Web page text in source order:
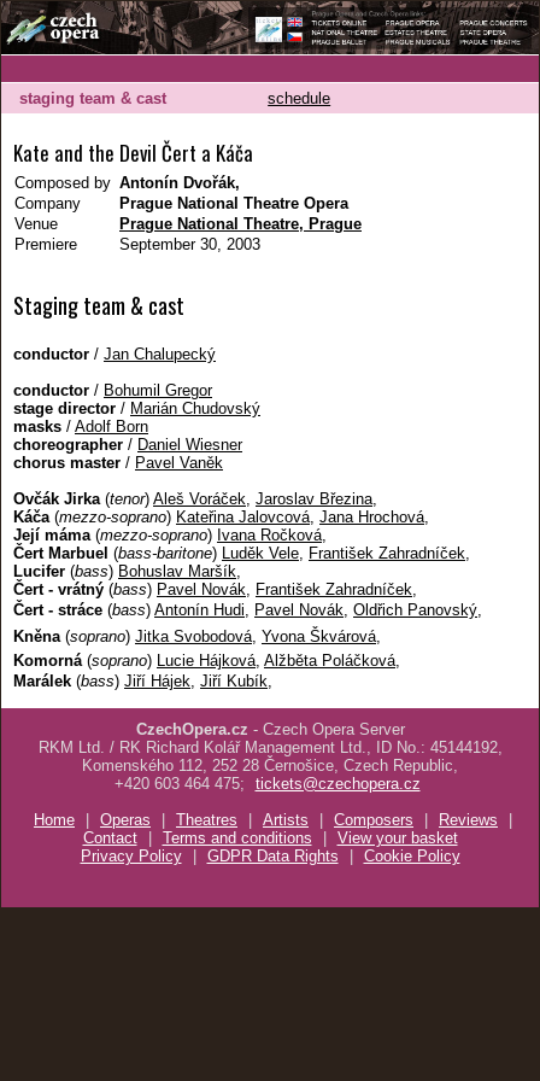
staging team & cast schedule
Kate and the Devil Čert a Káča
Composed by Antonín Dvořák,
Company
Prague National Theatre Opera
Venue
Prague National Theatre, Prague
Premiere
September 30, 2003
Staging team & cast
conductor / Jan Chalupecký
conductor / Bohumil Gregor
stage director / Marián Chudovský
masks / Adolf Born
choreographer / Daniel Wiesner
chorus master / Pavel Vaněk
Ovčák Jirka (tenor) Aleš Voráček Jaroslav Březina
Káča (mezzo-soprano) Kateřina Jalovcová Jana Hrochová
Její máma (mezzo-soprano) Ivana Ročková
Čert Marbuel (bass-baritone) Luděk Vele František Zahradníček
Lucifer (bass) Bohuslav Maršík
Čert - vrátný (bass) Pavel Novák František Zahradníček
Čert - stráce (bass) Antonín Hudi Pavel Novák Oldřich Panovský
Kněna (soprano) Jitka Svobodová Yvona Škvárová
Komorná (soprano) Lucie Hájková Alžběta Poláčková
Marálek (bass) Jiří Hájek Jiří Kubík
CzechOpera.cz - Czech Opera Server
RKM Ltd. / RK Richard Kolář Management Ltd., ID No.: 45144192,
Komenského 112, 252 28 Černošice, Czech Republic,
+420 603 464 475;
tickets@czechopera.cz
Home
| Operas | Theatres | Artists | Composers | Reviews
|
Contact
| Terms and conditions | View your basket
Privacy Policy
| GDPR Data Rights | Cookie Policy